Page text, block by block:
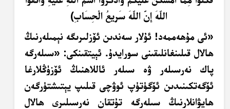
اللّهَ إِن اللّهَ سريع الحساب﴾
«ئى مۇھەممەد! ئۇلار سەندىن ئۆزلىرىگە نېمىلەرنىڭ
ھالال قىلىنغانلىقىنى سورايدۇ. ئېيتقىنكى: «سىلەرگە
پاك نەرسىلەر ۋە سىلەر ئاللاھنىڭ ئۆزۈڭلارغا
ئۆگەتكىنىدىن ئۆگۈتۈپ ئوۋچى قىلىپ يېتىشتۈرگەن
ھايۋانلارنىڭ سىلەرگە تۇتقان نەرسىلىرى ھالال